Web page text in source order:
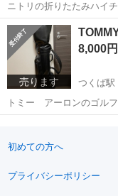
ニトリの折りたたみハイ
ださる方限定です☺︎ セットで表示
行45×高さ88cm 座面高さ 約66センチ 素材
何回...
茨城 つくば市
売ります
8,000円
つくば駅
トミー アーロンのゴル
ち用です。 多少、傷は見受けられますが、まだまだ活躍 できると思い
初めての方へ
プライバシーポリシー